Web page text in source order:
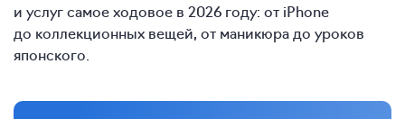
и услуг самое ходовое в 2026 году: от iPhone
до коллекционных вещей, от маникюра до уроков
японского.